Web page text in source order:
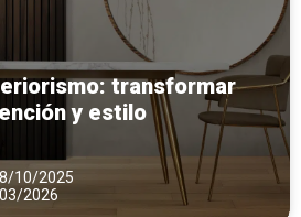
transformar
y estilo
10/2025
2026